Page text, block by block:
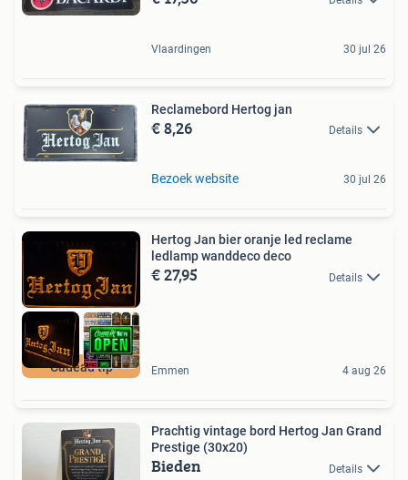
Vlaardingen 30 jul 26
Reclamebord Hertog jan
€ 8,26 Details
Bezoek website 30 jul 26
Cadeau tip
Hertog Jan bier oranje led reclame
ledlamp wanddeco deco
€ 27,95 Details
Emmen 4 aug 26
Prachtig vintage bord Hertog Jan Grand
Prestige (30x20)
Bieden Details